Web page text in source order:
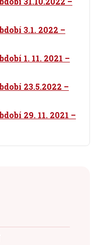
3.1. 2022 –
1. 11. 2021 –
23.5.2022 –
29. 11. 2021 –